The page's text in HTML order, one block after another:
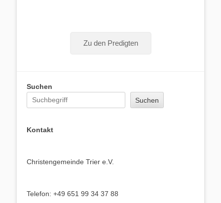
Zu den Predigten
Suchen
Suchen
Kontakt
Christengemeinde Trier e.V.
Telefon: +49 651 99 34 37 88